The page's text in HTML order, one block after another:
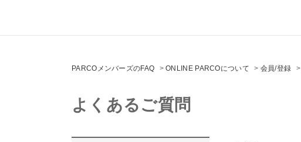
PARCOメンバーズのFAQ >ONLINE PARCOについて > 会員/登録
よくあるご質問